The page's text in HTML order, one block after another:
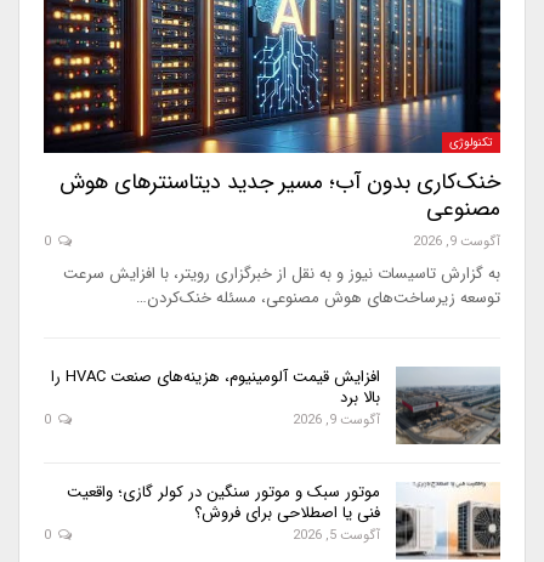
تکنولوژی
خنک‌کاری بدون آب؛ مسیر جدید دیتاسنترهای هوش
مصنوعی
آگوست 9, 2026
به گزارش تاسیسات نیوز و به نقل از خبرگزاری رویتر، با افزایش سرعت
توسعه زیرساخت‌های هوش مصنوعی، مسئله خنک‌کردن…
افزایش قیمت آلومینیوم، هزینه‌های صنعت HVAC را
بالا برد
آگوست 9, 2026
موتور سبک و موتور سنگین در کولر گازی؛ واقعیت
فنی یا اصطلاحی برای فروش؟
آگوست 5, 2026